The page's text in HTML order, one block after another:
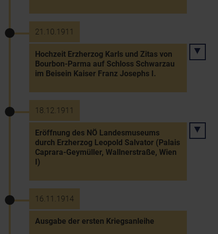
21.10.1911
Hochzeit Erzherzog Karls und Zitas von
Bourbon-Parma auf Schloss Schwarzau
im Beisein Kaiser Franz Josephs I.
18.12.1911
Eröffnung des NÖ Landesmuseums
durch Erzherzog Leopold Salvator (Palais
Caprara-Geymüller, Wallnerstraße, Wien
I)
16.11.1914
Ausgabe der ersten Kriegsanleihe